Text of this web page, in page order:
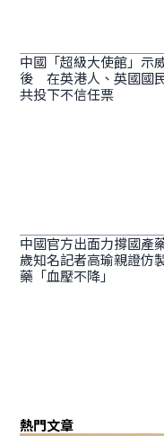
中國「超級大使館」示
後 在英港人、英國國
共投下不信任票
中國官方出面力撐國
歲知名記者高瑜親證仿
藥「血壓不降」
熱門文章